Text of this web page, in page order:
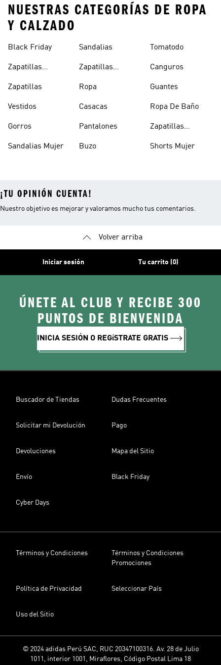
NUESTRAS CATEGORÍAS DE ROPA
Y CALZADO
Black Friday
Zapatillas
Zapatillas
Vestidos
Gorros
Sandalias Mujer
Sandalias
Zapatillas
Ropa
Casacas
Pantalones
Buzo
Tomatodo
Canguros
Guantes
Ropa De Baño
Zapatillas
Shorts Mujer
¡TU OPINIÓN CUENTA!
Nuestro objetivo es mejorar y valoramos mucho tus comentarios.
Volver arriba
Iniciar sesión Tu carrito (0)
ÚNETE AL CLUB Y RECIBE 300
PUNTOS DE BIENVENIDA
INICIA SESIÓN O REGíSTRATE GRATIS
Buscador de Tiendas Dudas Frecuentes
Solicitar mi Devolución Pago
Devoluciones Mapa del Sitio
Envío Black Friday
Cyber Days
Términos y Condiciones
Términos y Condiciones
Promociones
Política de Privacidad Seleccionar País
Uso del Sitio
© 2024 adidas Perú SAC, RUC 20347100316. Av. 28 de Julio
1011, interior 1001, Miraflores, Código Postal Lima 18